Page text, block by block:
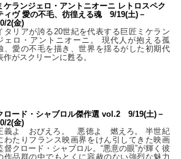
ケランジェロ・アントニオーニ レトロスペク
ィヴ 愛の不毛、彷徨える魂 9/19(土)－
2(金)
タリアが誇る20世紀を代表する巨匠ミケラン
ェロ・アントニオーニ。 現代人が抱える孤
、愛の不毛を描き、世界を揺るがした初期代
作がスクリーンに甦る。
ロード・シャブロル傑作選 vol.2 9/19(土)－
2(金)
義よ おびえろ。 悪徳よ 燃えろ。 半世紀
わたりフランス映画界をけん引してきた映画
督クロード・シャブロル。“悪意の眼”が輝く彼
作品群の中でもとくに容赦のない強烈な魅力